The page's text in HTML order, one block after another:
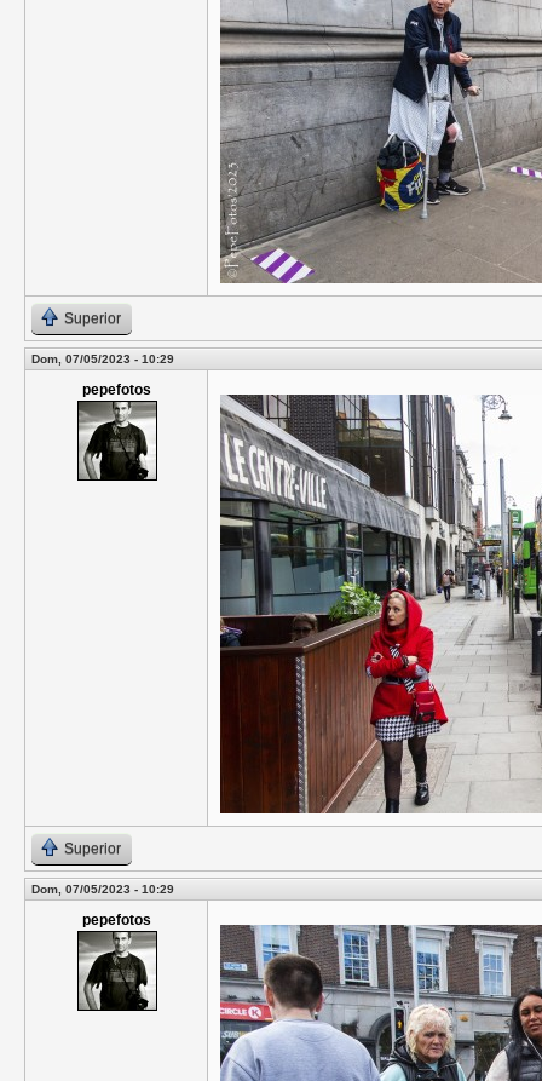
Superior
Dom, 07/05/2023 - 10:29
pepefotos
Superior
Dom, 07/05/2023 - 10:29
pepefotos